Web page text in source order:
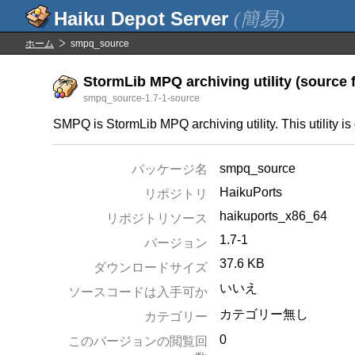
(簡易)
ホーム smpq_source
StormLib MPQ archiving utility (source
smpq_source-1.7-1-source
SMPQ is StormLib MPQ archiving utility. This utility
パッケージ名
smpq_source
リポジトリ
HaikuPorts
リポジトリソース
haikuports_x86_64
バージョン
1.7-1
ダウンロードサイズ 37.6 KB
ソースコードは入手可か いいえ
カテゴリー
カテゴリー無し
このバージョンの閲覧回
0